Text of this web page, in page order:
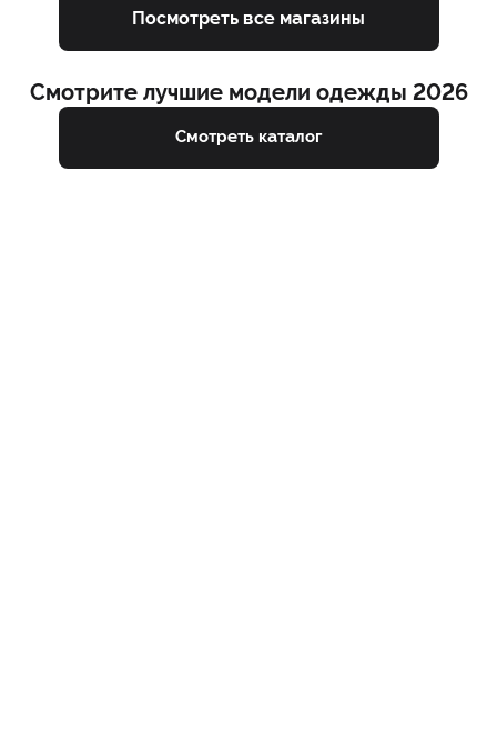
Посмотреть все магазины
Смотрите лучшие модели одежды 2026
Смотреть каталог